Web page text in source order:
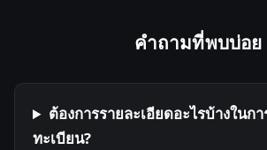
คำถามที่พบบ่อย
ต้องการรายละเอียดอะไรบ้างในก
ทะเบียน?